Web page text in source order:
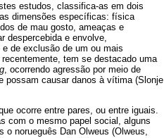
estudos, classifica-as em dois
dimensões específicas: física
de mau gosto, ameaças e
despercebida e envolve,
de exclusão de um ou mais
tem se destacado uma
, ocorrendo agressão por meio de
possam causar danos à vítima (Slonje
ocorre entre pares, ou entre iguais.
com o mesmo papel social, alguns
o norueguês Dan Olweus (Olweus,